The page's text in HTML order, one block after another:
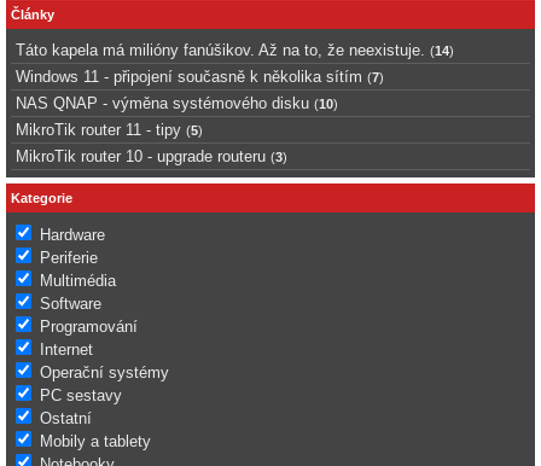
Články
Táto kapela má milióny fanúšikov. Až na to, že neexistuje. (14)
Windows 11 - připojení současně k několika sítím (7)
NAS QNAP - výměna systémového disku (10)
MikroTik router 11 - tipy (5)
MikroTik router 10 - upgrade routeru (3)
Kategorie
Hardware
Periferie
Multimédia
Software
Programování
Internet
Operační systémy
PC sestavy
Ostatní
Mobily a tablety